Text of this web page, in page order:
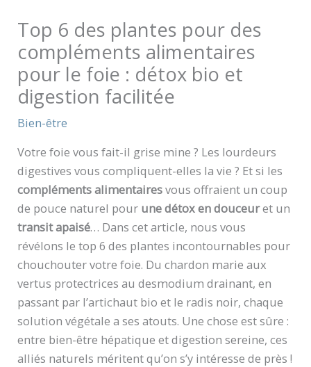
Top 6 des plantes pour des
compléments alimentaires
pour le foie : détox bio et
digestion facilitée
Bien-être
Votre foie vous fait-il grise mine ? Les lourdeurs
digestives vous compliquent-elles la vie ? Et si les
compléments alimentairesvous offraient un coup
de pouce naturel pour une détox en douceuret un
transit apaisé… Dans cet article, nous vous
révélons le top 6 des plantes incontournables pour
chouchouter votre foie. Du chardon marie aux
vertus protectrices au desmodium drainant, en
passant par l’artichaut bio et le radis noir, chaque
solution végétale a ses atouts. Une chose est sûre :
entre bien-être hépatique et digestion sereine, ces
alliés naturels méritent qu’on s’y intéresse de près !